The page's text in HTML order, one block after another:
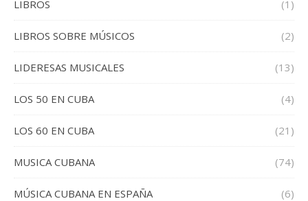
LIBROS (1)
LIBROS SOBRE MÚSICOS (2)
LIDERESAS MUSICALES (13)
LOS 50 EN CUBA (4)
LOS 60 EN CUBA (21)
MUSICA CUBANA (74)
MÚSICA CUBANA EN ESPAÑA (6)